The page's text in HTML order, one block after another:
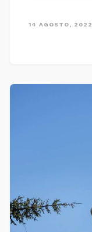
14 AGOSTO, 2022